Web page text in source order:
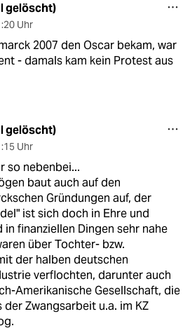
gelöscht)
Uhr
2007 den Oscar bekam, war
- damals kam kein Protest aus
gelöscht)
Uhr
so nebenbei...
baut auch auf den
Gründungen auf, der
ist sich doch in Ehre und
in finanziellen Dingen sehr nahe
über Tochter- bzw.
der halben deutschen
verflochten, darunter auch
Amerikanische Gesellschaft, die
der Zwangsarbeit u.a. im KZ